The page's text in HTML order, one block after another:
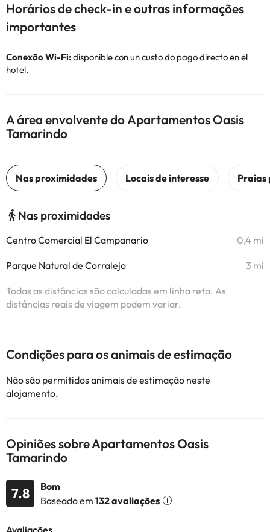
Horários de check-in e outras informações
importantes
Conexão Wi-Fi:disponible con un custo do pago directo en el
hotel.
A área envolvente do Apartamentos Oasis
Tamarindo
Nas proximidades
Centro Comercial El Campanario 0,4 mi
Parque Natural de Corralejo 3 mi
Todas as distâncias são calculadas em linha reta. As
distâncias reais de viagem podem variar.
Condições para os animais de estimação
Não são permitidos animais de estimação neste
alojamento.
Opiniões sobre Apartamentos Oasis
Tamarindo
7.8
Bom
Baseado em 132 avaliações